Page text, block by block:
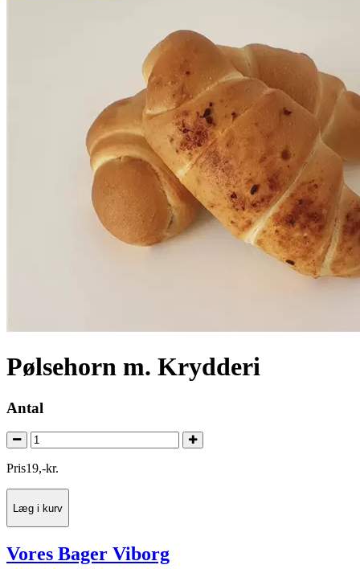
Pølsehorn m. Krydderi
Antal
Pris19,-kr.
Læg i kurv
Vores Bager Viborg